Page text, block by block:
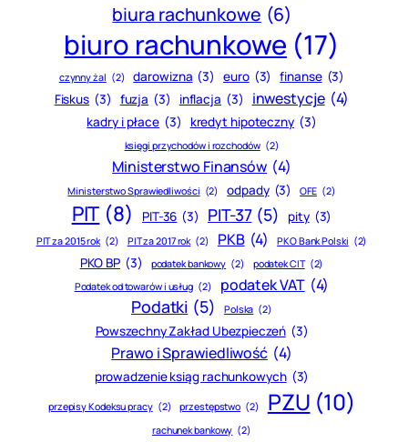
biura rachunkowe (6)
biuro rachunkowe (17)
czynny żal (2) darowizna (3) euro (3) finanse (3)
Fiskus (3) fuzja (3) inflacja (3) inwestycje (4)
kadry i płace (3) kredyt hipoteczny (3)
księgi przychodów i rozchodów (2)
Ministerstwo Finansów (4)
Ministerstwo Sprawiedliwości (2) odpady (3) OFE (2)
PIT (8) PIT-36 (3) PIT-37 (5) pity (3)
PIT za 2015 rok (2) PIT za 2017 rok (2) PKB (4) PKO Bank Polski (2)
PKO BP (3) podatek bankowy (2) podatek CIT (2)
Podatek od towarów i usług (2) podatek VAT (4)
Podatki (5) Polska (2)
Powszechny Zakład Ubezpieczeń (3)
Prawo i Sprawiedliwość (4)
prowadzenie ksiąg rachunkowych (3)
przepisy Kodeksu pracy (2) przestępstwo (2) PZU (10)
rachunek bankowy (2)